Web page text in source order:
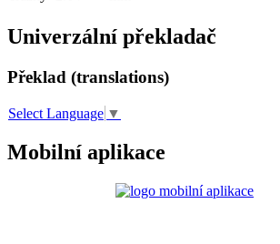
Univerzální překladač
Překlad (translations)
Select Language ▼
Mobilní aplikace